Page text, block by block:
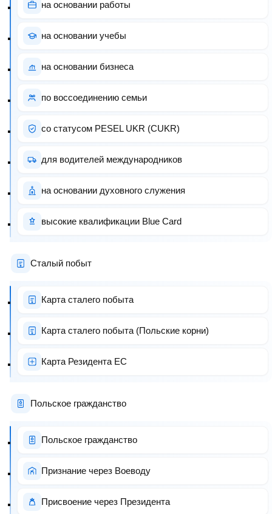
на основании работы
на основании учебы
на основании бизнеса
по воссоединению семьи
со статусом PESEL UKR (CUKR)
для водителей международников
на основании духовного служения
высокие квалификации Blue Card
Сталый побыт
Карта сталего побыта
Карта сталего побыта (Польские корни)
Карта Резидента ЕС
Польское гражданство
Польское гражданство
Признание через Воеводу
Присвоение через Президента